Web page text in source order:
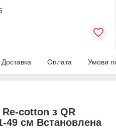
Доставка Оплата Умови
cotton з QR
49 см Встановлена